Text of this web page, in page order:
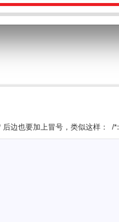
边也要加上冒号，类似这样： /*: